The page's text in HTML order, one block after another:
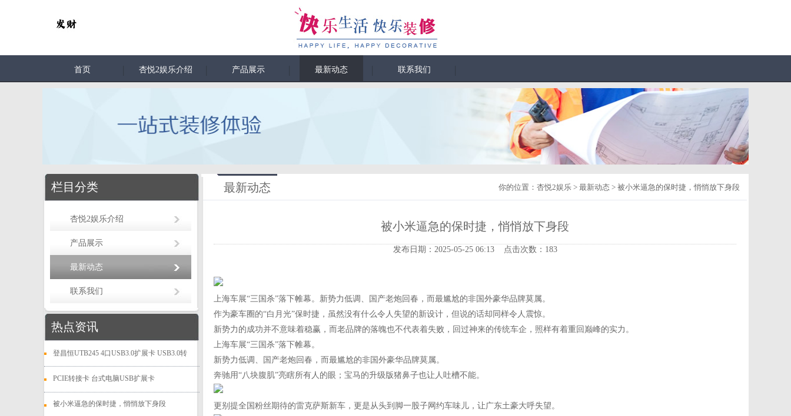
首页 杏悦2娱乐介绍 产品展示 最新动态 联系我们
栏目分类
杏悦2娱乐介绍
产品展示
最新动态
联系我们
热点资讯
登昌恒UTB245 4口USB3.0扩展卡 USB3.0转
PCIE转接卡 台式电脑USB扩展卡
被小米逼急的保时捷，悄悄放下身段
最新动态 你的位置： 杏悦2娱乐 > 最新动态 > 被小米逼急的保时捷，悄悄放下身段
被小米逼急的保时捷，悄悄放下身段
发布日期：2025-05-25 06:13 点击次数：183
上海车展“三国杀”落下帷幕。新势力低调、国产老炮回春，而最尴尬的非国外豪华品牌莫属。
作为豪车圈的“白月光”保时捷，虽然没有什么令人失望的新设计，但说的话却同样令人震惊。
新势力的成功并不意味着稳赢，而老品牌的落魄也不代表着失败，回过神来的传统车企，照样有着重回巅峰的实力。
上海车展“三国杀”落下帷幕。
新势力低调、国产老炮回春，而最尴尬的非国外豪华品牌莫属。
奔驰用“八块腹肌”亮瞎所有人的眼；宝马的升级版猪鼻子也让人吐槽不能。
更别提全国粉丝期待的雷克萨斯新车，更是从头到脚一股子网约车味儿，让广东土豪大呼失望。